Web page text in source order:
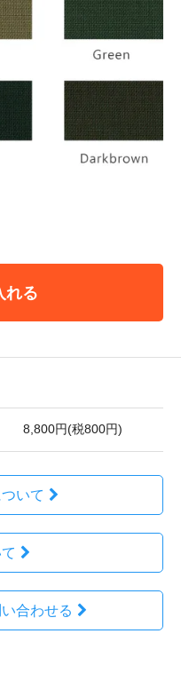
れる
8,800円(税800円)
いて
合わせる